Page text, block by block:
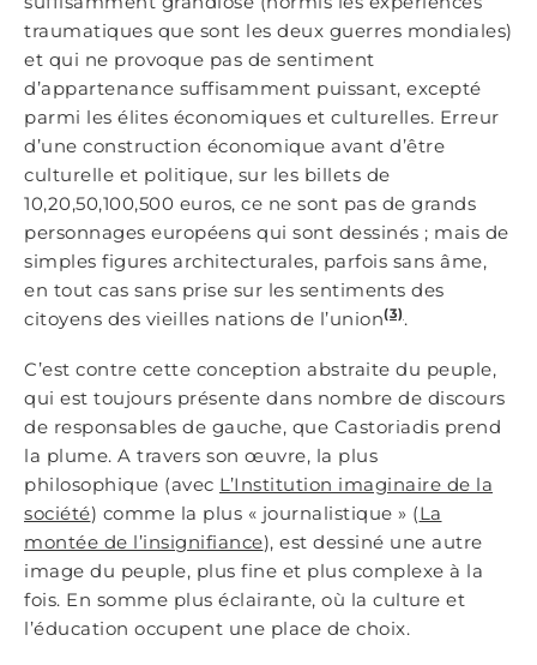
traumatiques que sont les deux guerres mondiales)
et qui ne provoque pas de sentiment
d’appartenance suffisamment puissant, excepté
parmi les élites économiques et culturelles. Erreur
d’une construction économique avant d’être
culturelle et politique, sur les billets de
10,20,50,100,500 euros, ce ne sont pas de grands
personnages européens qui sont dessinés ; mais de
simples figures architecturales, parfois sans âme,
en tout cas sans prise sur les sentiments des
citoyens des vieilles nations de l’union(3).
C’est contre cette conception abstraite du peuple,
qui est toujours présente dans nombre de discours
de responsables de gauche, que Castoriadis prend
la plume. A travers son œuvre, la plus
philosophique (avec L’Institution imaginaire de la
société) comme la plus « journalistique » (La
montée de l’insignifiance), est dessiné une autre
image du peuple, plus fine et plus complexe à la
fois. En somme plus éclairante, où la culture et
l’éducation occupent une place de choix.